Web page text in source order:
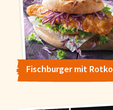
Fischburger mit